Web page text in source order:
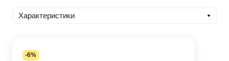
Характеристики
-6%